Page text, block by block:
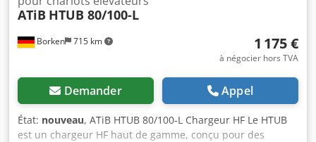
Borken 715 km
ATiB HTUB 80/100-L
1 175 €
à négocier hors TVA
Demander Appel
État: nouveau, ATiB HTUB 80/100-L Chargeur HF Le HTUB
est un chargeur HF haut de gamme, conçu pour des